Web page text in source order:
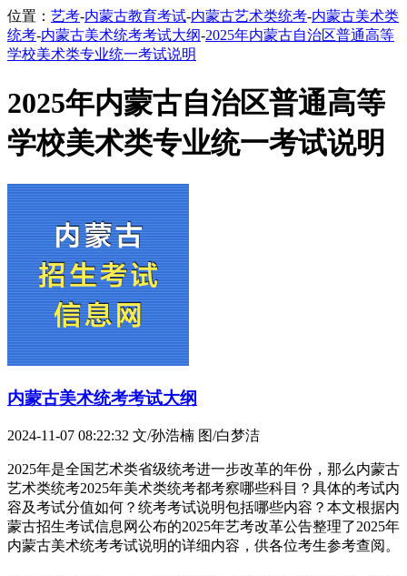
位置： 艺考-内蒙古教育考试-内蒙古艺术类统考-内蒙古美术类
统考-内蒙古美术统考考试大纲-2025年内蒙古自治区普通高等
学校美术类专业统一考试说明
2025年内蒙古自治区普通高等
学校美术类专业统一考试说明
内蒙古美术统考考试大纲
2024-11-07 08:22:32 文/孙浩楠 图/白梦洁
2025年是全国艺术类省级统考进一步改革的年份，那么内蒙古
艺术类统考2025年美术类统考都考察哪些科目？具体的考试内
容及考试分值如何？统考考试说明包括哪些内容？本文根据内
蒙古招生考试信息网公布的2025年艺考改革公告整理了2025年
内蒙古美术统考考试说明的详细内容，供各位考生参考查阅。